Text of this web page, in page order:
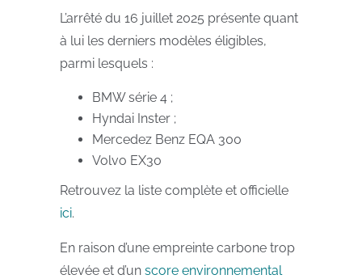
L’arrêté du 16 juillet 2025 présente quant
à lui les derniers modèles éligibles,
parmi lesquels :
BMW série 4 ;
Hyndai Inster ;
Mercedez Benz EQA 300
Volvo EX30
Retrouvez la liste complète et officielle
ici.
En raison d’une empreinte carbone trop
élevée et d’un score environnemental